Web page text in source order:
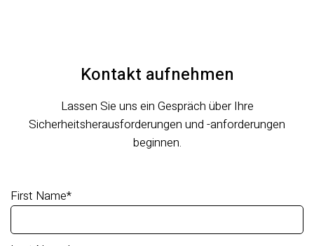
Kontakt aufnehmen
Lassen Sie uns ein Gespräch über Ihre
Sicherheitsherausforderungen und -anforderungen
beginnen.
First Name*